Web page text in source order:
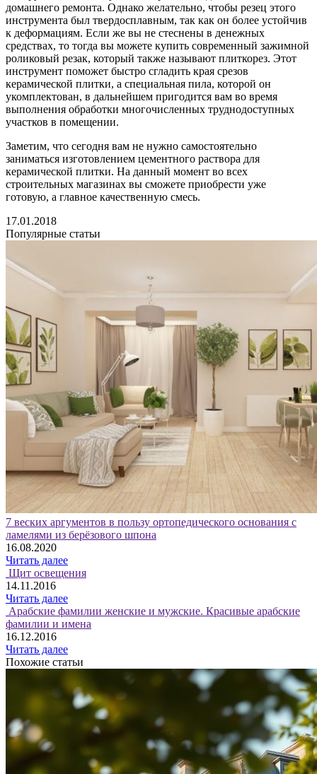
домашнего ремонта. Однако желательно, чтобы резец этого
инструмента был твердосплавным, так как он более устойчив
к деформациям. Если же вы не стеснены в денежных
средствах, то тогда вы можете купить современный зажимной
роликовый резак, который также называют плиткорез. Этот
инструмент поможет быстро сгладить края срезов
керамической плитки, а специальная пила, которой он
укомплектован, в дальнейшем пригодится вам во время
выполнения обработки многочисленных труднодоступных
участков в помещении.
Заметим, что сегодня вам не нужно самостоятельно
заниматься изготовлением цементного раствора для
керамической плитки. На данный момент во всех
строительных магазинах вы сможете приобрести уже
готовую, а главное качественную смесь.
17.01.2018
Популярные статьи
7 веских аргументов в пользу ортопедического основания с
ламелями из берёзового шпона
16.08.2020
Читать далее
Щит освещения
14.11.2016
Читать далее
Арабские фамилии женские и мужские. Красивые арабские
фамилии и имена
16.12.2016
Читать далее
Похожие статьи